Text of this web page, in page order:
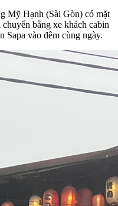
Mỹ Hạnh (Sài Gòn) có mặt
bằng xe khách cabin
Sapa vào đêm cùng ngày.